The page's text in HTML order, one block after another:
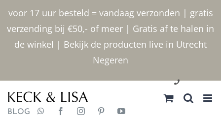
voor 17 uur besteld = vandaag verzonden | gratis
verzending bij €50,- of meer | Gratis af te halen in
de winkel | Bekijk de producten live in Utrecht
Negeren
inhoud
030 2400000
BLOG